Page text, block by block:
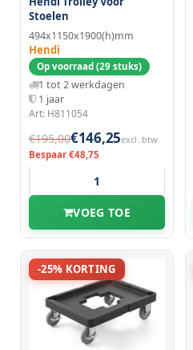
Stoelen
494x1150x1900(h)mm
Hendi
Op voorraad (29 stuks)
1 tot 2 werkdagen
1 jaar
Art: H811054
€195,00€146,25excl. btw
Bespaar €48,75
VOEG TOE
-25% KORTING